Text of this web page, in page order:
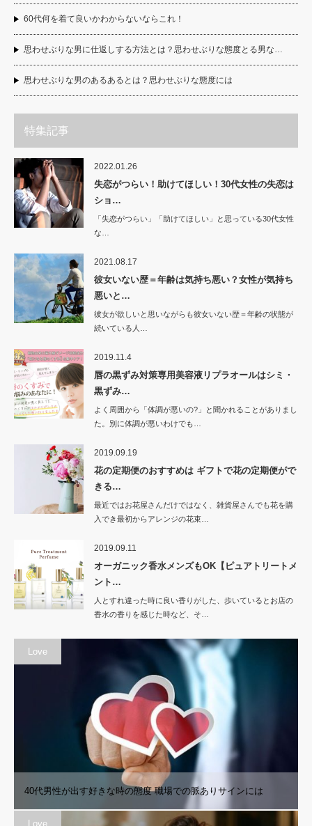
60代何を着て良いかわからないならこれ！
思わせぶりな男に仕返しする方法とは？思わせぶりな態度とる男な…
思わせぶりな男のあるあるとは？思わせぶりな態度には
特集記事
2022.01.26
失恋がつらい！助けてほしい！30代女性の失恋は
ショ…
「失恋がつらい」「助けてほしい」と思っている30代女性
な…
2021.08.17
彼女いない歴＝年齢は気持ち悪い？女性が気持ち
悪いと…
彼女が欲しいと思いながらも彼女いない歴＝年齢の状態が
続いている人…
2019.11.4
唇の黒ずみ対策専用美容液リプラオールはシミ・
黒ずみ…
よく周囲から「体調が悪いの?」と聞かれることがありまし
た。別に体調が悪いわけでも…
2019.09.19
花の定期便のおすすめは ギフトで花の定期便がで
きる…
最近ではお花屋さんだけではなく、雑貨屋さんでも花を購
入でき最初からアレンジの花束…
2019.09.11
オーガニック香水メンズもOK【ピュアトリートメ
ント…
人とすれ違った時に良い香りがした、歩いているとお店の
香水の香りを感じた時など、そ…
Love
40代男性が出す好きな時の態度 職場での脈ありサインには
Love